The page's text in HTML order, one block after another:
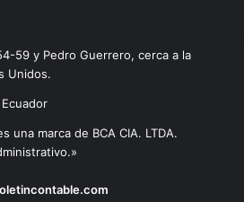
59 y Pedro Guerrero, cerca a la
Unidos.
una marca de BCA CIA. LTDA.